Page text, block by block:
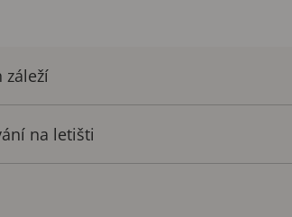
záleží
na letišti